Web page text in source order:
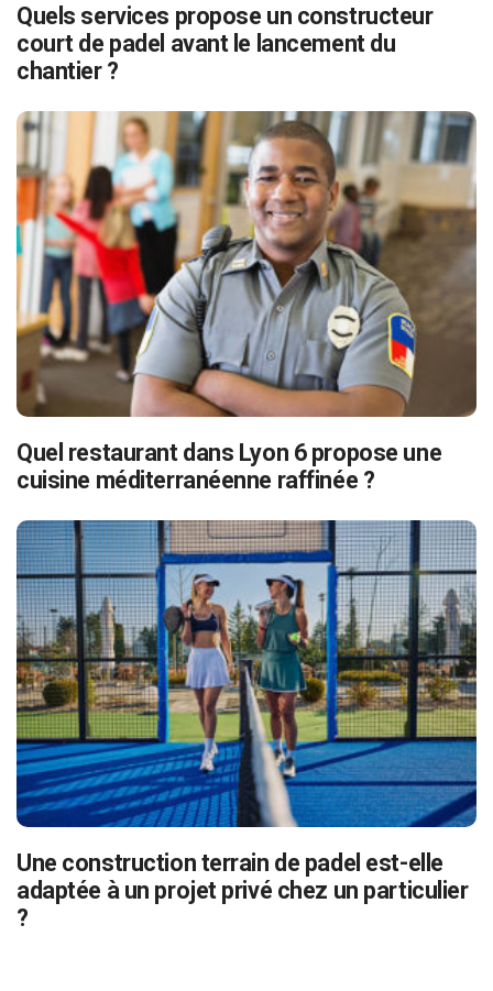
Quels services propose un constructeur
court de padel avant le lancement du
chantier ?
Quel restaurant dans Lyon 6 propose une
cuisine méditerranéenne raffinée ?
Une construction terrain de padel est-elle
adaptée à un projet privé chez un particulier
?